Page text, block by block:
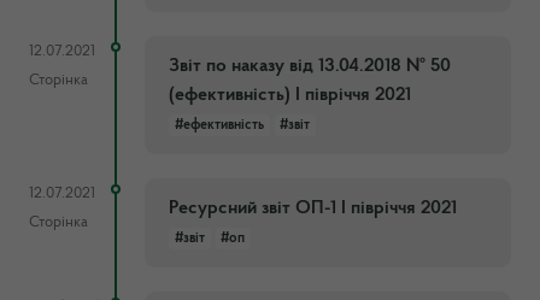
12.07.2021
Сторінка
Звіт по наказу від 13.04.2018 № 50
(ефективність) І півріччя 2021
#ефективність #звіт
12.07.2021
Сторінка
Ресурсний звіт ОП-1 І півріччя 2021
#звіт #оп